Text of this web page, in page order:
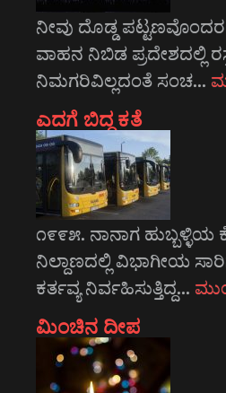
ನೀವು ದೊಡ್ಡ
ವಾಹನ ನಿಬಿಡ ಪ್ರದೇಶದಲ್ಲಿ
ನಿಮಗರಿವಿಲ್ಲದಂತೆ ಸಂಚ…
ಎದಗೆ ಬಿದ್ದ ಕತೆ
೧೯೯೫. ನಾನಾಗ
ನಿಲ್ದಾಣದಲ್ಲಿ ವಿಭಾಗೀಯ
ಕರ್ತವ್ಯ ನಿರ್ವಹಿಸುತ್ತಿದ್ದ…
ಮಿಂಚಿನ ದೀಪ